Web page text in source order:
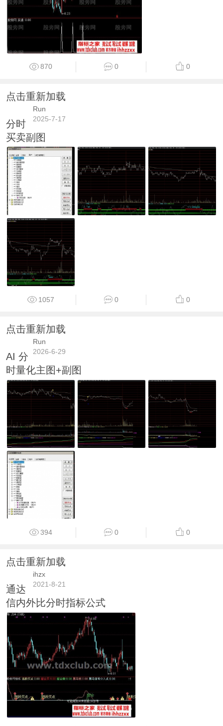
870 0 0
点击重新加载
Run
2025-7-17
分时
买卖副图
1057 0 0
点击重新加载
Run
2026-6-29
AI 分
时量化主图+副图
394 0 0
点击重新加载
ihzx
2021-8-21
通达
信内外比分时指标公式